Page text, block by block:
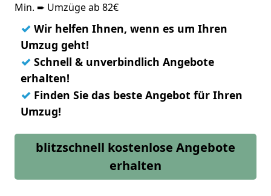
Min. ➨ Umzüge ab 82€
✓ Wir helfen Ihnen, wenn es um Ihren
Umzug geht!
✓ Schnell & unverbindlich Angebote
erhalten!
✓ Finden Sie das beste Angebot für Ihren
Umzug!
blitzschnell kostenlose Angebote
erhalten